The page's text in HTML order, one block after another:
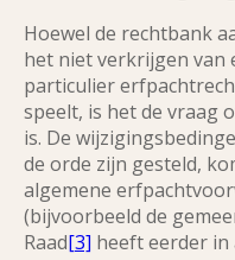
Hoewel de rechtbank
het niet verkrijgen van
particulier
speelt, is het de vraag
is. De
de orde zijn gesteld,
algemene
(bijvoorbeeld de
Raad[3] heeft eerder in